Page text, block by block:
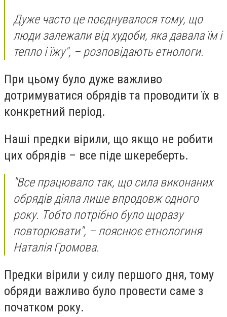
Дуже часто це поєднувалося тому, що
люди залежали від худоби, яка давала їм і
тепло і їжу", – розповідають етнологи.
При цьому було дуже важливо
дотримуватися обрядів та проводити їх в
конкретний період.
Наші предки вірили, що якщо не робити
цих обрядів – все піде шкереберть.
"Все працювало так, що сила виконаних
обрядів діяла лише впродовж одного
року. Тобто потрібно було щоразу
повторювати", – пояснює етнологиня
Наталія Громова.
Предки вірили у силу першого дня, тому
обряди важливо було провести саме з
початком року.